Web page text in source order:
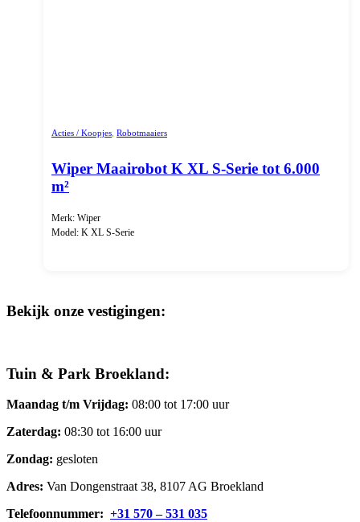
Acties / Koopjes Robotmaaiers
Wiper Maairobot K XL S-Serie tot 6.000
m²
Merk: Wiper
Model: K XL S-Serie
Bekijk onze vestigingen:
Tuin & Park Broekland:
Maandag t/m Vrijdag: 08:00 tot 17:00 uur
Zaterdag: 08:30 tot 16:00 uur
Zondag: gesloten
Adres: Van Dongenstraat 38, 8107 AG Broekland
Telefoonnummer: +31 570 – 531 035